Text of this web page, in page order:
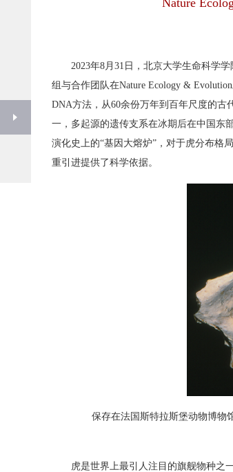
Nature
2023年8月31日，北京大学生命科学
组与合作团队在Nature Ecology &
DNA方法，从60余份万年到百年尺度的古
一，多起源的遗传支系在冰期后在中国东
演化史上的“基因大熔炉”，对于虎分布格
重引进提供了科学依据。
保存在法国斯特拉斯堡动物博物
虎是世界上最引人注目的旗舰物种之